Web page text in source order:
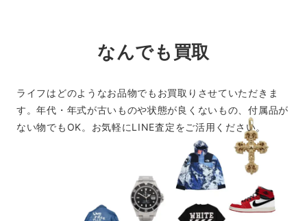
なんでも買取
ライフはどのようなお品物でもお買取りさせていただきま
す。年代・年式が古いものや状態が良くないもの、付属品が
ない物でもOK。お気軽にLINE査定をご活用ください。